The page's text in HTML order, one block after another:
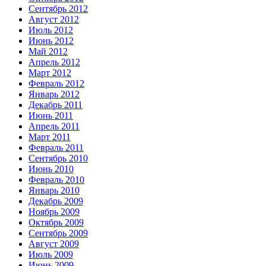
Сентябрь 2012
Август 2012
Июль 2012
Июнь 2012
Май 2012
Апрель 2012
Март 2012
Февраль 2012
Январь 2012
Декабрь 2011
Июнь 2011
Апрель 2011
Март 2011
Февраль 2011
Сентябрь 2010
Июнь 2010
Февраль 2010
Январь 2010
Декабрь 2009
Ноябрь 2009
Октябрь 2009
Сентябрь 2009
Август 2009
Июль 2009